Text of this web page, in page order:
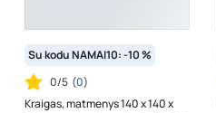
Su kodu NAMAI10: -10 %
0/5 (0)
Kraigas, matmenys 140 x 140 x